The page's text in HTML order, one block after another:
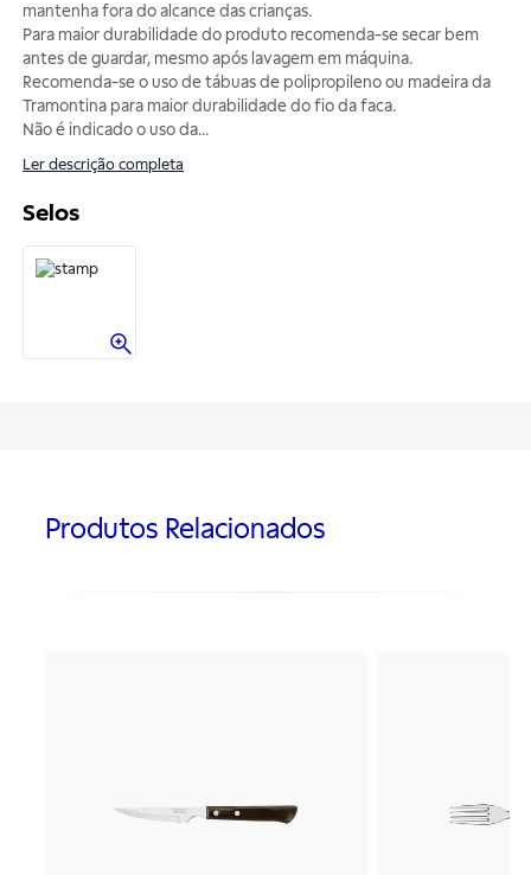
mantenha fora do alcance das crianças.
Para maior durabilidade do produto recomenda-se secar bem
antes de guardar, mesmo após lavagem em máquina.
Recomenda-se o uso de tábuas de polipropileno ou madeira da
Tramontina para maior durabilidade do fio da faca.
Não é indicado o uso da...
Ler descrição completa
Selos
Produtos Relacionados